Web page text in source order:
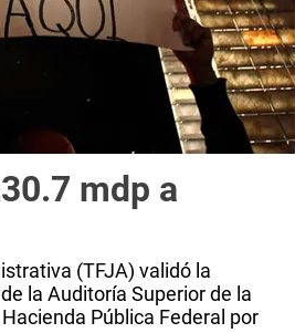
mdp a
(TFJA) validó la
la Auditoría Superior de la
Pública Federal por